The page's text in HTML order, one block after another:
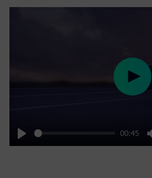
Play
00:45
Play